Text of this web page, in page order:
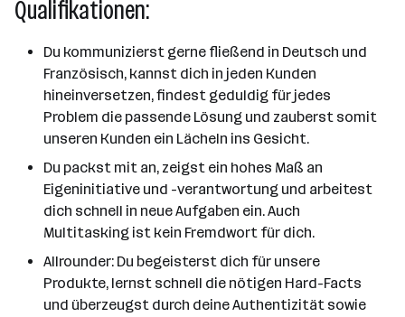
Qualifikationen:
Du kommunizierst gerne fließend in Deutsch und
Französisch, kannst dich in jeden Kunden
hineinversetzen, findest geduldig für jedes
Problem die passende Lösung und zauberst somit
unseren Kunden ein Lächeln ins Gesicht.
Du packst mit an, zeigst ein hohes Maß an
Eigeninitiative und -verantwortung und arbeitest
dich schnell in neue Aufgaben ein. Auch
Multitasking ist kein Fremdwort für dich.
Allrounder: Du begeisterst dich für unsere
Produkte, lernst schnell die nötigen Hard-Facts
und überzeugst durch deine Authentizität sowie